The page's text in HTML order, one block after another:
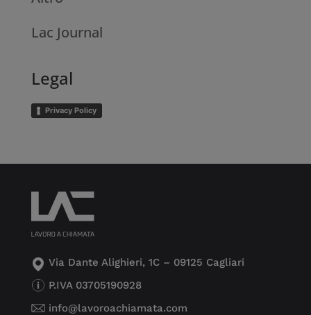
Lac Journal
Legal
Privacy Policy
Via Dante Alighieri, 1C – 09125 Cagliari
P.IVA 03705190928
info@lavoroachiamata.com